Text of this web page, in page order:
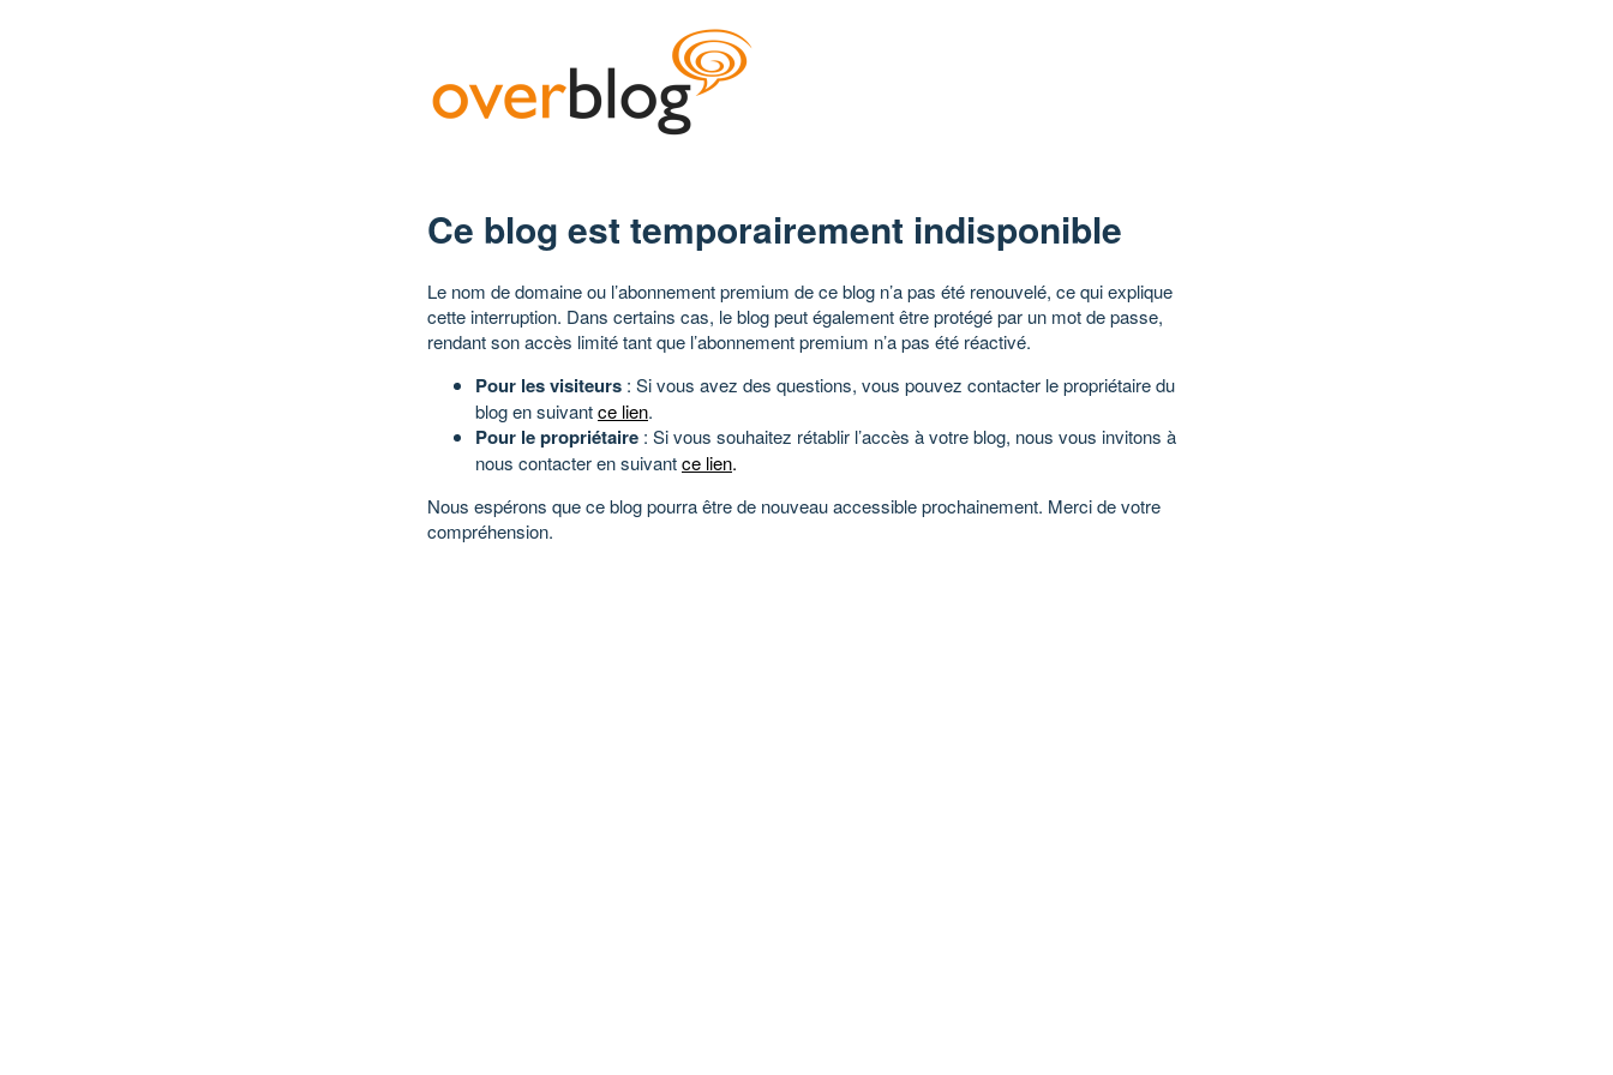
Ce blog est temporairement indisponible
Le nom de domaine ou l’abonnement premium de ce blog n’a pas été renouvelé, ce qui explique
cette interruption. Dans certains cas, le blog peut également être protégé par un mot de passe,
rendant son accès limité tant que l’abonnement premium n’a pas été réactivé.
Pour les visiteurs : Si vous avez des questions, vous pouvez contacter le propriétaire du
blog en suivantce lien.
Pour le propriétaire : Si vous souhaitez rétablir l’accès à votre blog, nous vous invitons à
nous contacter en suivantce lien.
Nous espérons que ce blog pourra être de nouveau accessible prochainement. Merci de votre
compréhension.